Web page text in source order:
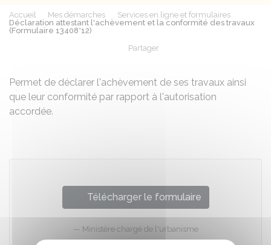
Accueil Mes démarches
Services en ligne et formulaires
Déclaration attestant l'achèvement et la conformité des travaux
(Formulaire 13408*12)
Partager
Permet de déclarer l'achèvement de ses travaux ainsi
que leur conformité par rapport à l'autorisation
accordée.
Télécharger le formulaire
Ministère chargé de l'urbanisme